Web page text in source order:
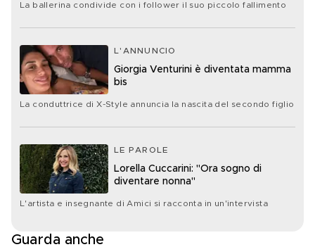
La ballerina condivide con i follower il suo piccolo fallimento
L'ANNUNCIO
Giorgia Venturini è diventata mamma
bis
La conduttrice di X-Style annuncia la nascita del secondo figlio
LE PAROLE
Lorella Cuccarini: "Ora sogno di
diventare nonna"
L'artista e insegnante di Amici si racconta in un'intervista
Guarda anche